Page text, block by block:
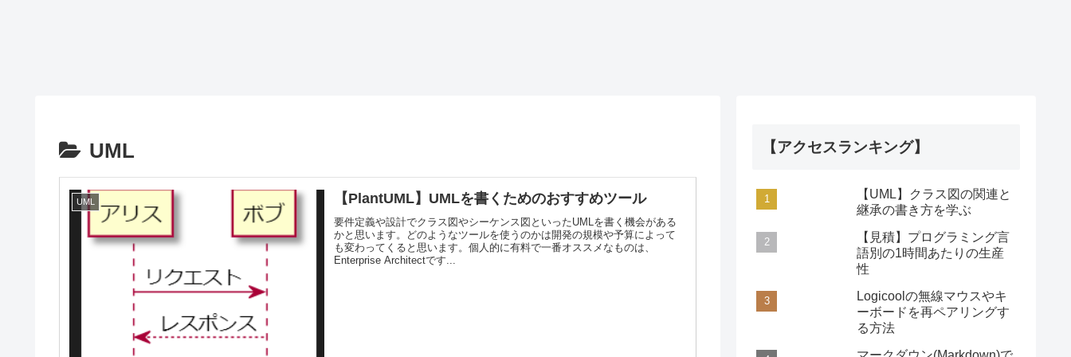
UML
UML 【PlantUML】UMLを書くためのおすすめツール
要件定義や設計でクラス図やシーケンス図といったUMLを書く機会がある
かと思います。どのようなツールを使うのかは開発の規模や予算によって
も変わってくると思います。個人的に有料で一番オススメなものは、
Enterprise Architectです...
【アクセスランキング】
【UML】クラス図の関連と
継承の書き方を学ぶ
【見積】プログラミング言
語別の1時間あたりの生産
性
Logicoolの無線マウスやキ
ーボードを再ペアリングす
る方法